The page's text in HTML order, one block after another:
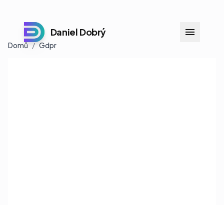
Daniel Dobrý
Domů / Gdpr